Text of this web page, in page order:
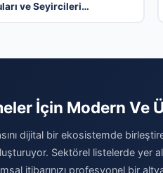
ve Seyircileri
İçin Modern Ve
dijital bir ekosistemde
Sektörel listelerde yer
itibarınızı profesyonel bir